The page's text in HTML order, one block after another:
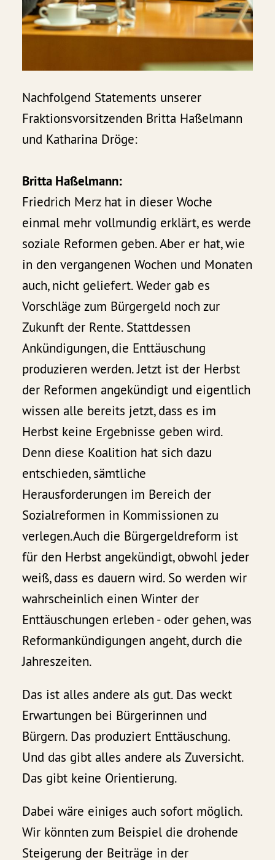
Nachfolgend Statements unserer
Fraktionsvorsitzenden Britta Haßelmann
und Katharina Dröge:
Britta Haßelmann:
Friedrich Merz hat in dieser Woche
einmal mehr vollmundig erklärt, es werde
soziale Reformen geben. Aber er hat, wie
in den vergangenen Wochen und Monaten
auch, nicht geliefert. Weder gab es
Vorschläge zum Bürgergeld noch zur
Zukunft der Rente. Stattdessen
Ankündigungen, die Enttäuschung
produzieren werden. Jetzt ist der Herbst
der Reformen angekündigt und eigentlich
wissen alle bereits jetzt, dass es im
Herbst keine Ergebnisse geben wird.
Denn diese Koalition hat sich dazu
entschieden, sämtliche
Herausforderungen im Bereich der
Sozialreformen in Kommissionen zu
verlegen.Auch die Bürgergeldreform ist
für den Herbst angekündigt, obwohl jeder
weiß, dass es dauern wird. So werden wir
wahrscheinlich einen Winter der
Enttäuschungen erleben - oder gehen, was
Reformankündigungen angeht, durch die
Jahreszeiten.
Das ist alles andere als gut. Das weckt
Erwartungen bei Bürgerinnen und
Bürgern. Das produziert Enttäuschung.
Und das gibt alles andere als Zuversicht.
Das gibt keine Orientierung.
Dabei wäre einiges auch sofort möglich.
Wir könnten zum Beispiel die drohende
Steigerung der Beiträge in der